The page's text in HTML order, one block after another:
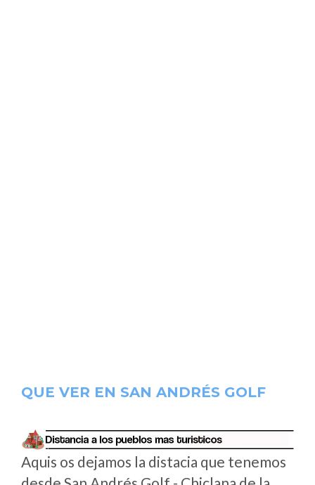
QUE VER EN SAN ANDRÉS GOLF
Aquis os dejamos la distacia que tenemos